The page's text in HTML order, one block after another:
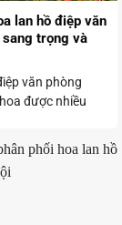
lan hồ điệp văn
sang trọng và
văn phòng
được nhiều